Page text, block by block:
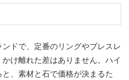
ドで、定番のリングやブレスレ
け離れた差はありません。ハイ
、素材と石で価格が決まるた